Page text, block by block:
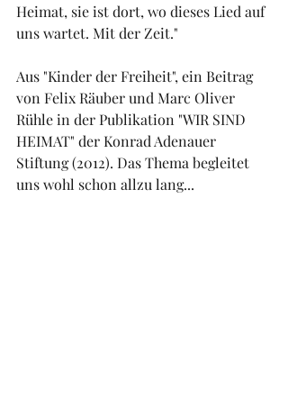
Heimat, sie ist dort, wo dieses Lied auf
uns wartet. Mit der Zeit."
Aus "Kinder der Freiheit", ein Beitrag
von Felix Räuber und Marc Oliver
Rühle in der Publikation "WIR SIND
HEIMAT" der Konrad Adenauer
Stiftung (2012). Das Thema begleitet
uns wohl schon allzu lang...